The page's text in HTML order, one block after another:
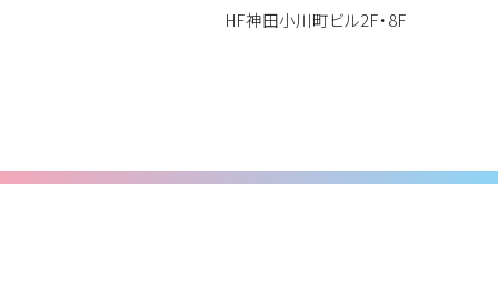
HF神田小川町ビル2F・8F